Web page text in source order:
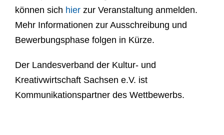
können sich hierzur Veranstaltung anmelden.
Mehr Informationen zur Ausschreibung und
Bewerbungsphase folgen in Kürze.
Der Landesverband der Kultur- und
Kreativwirtschaft Sachsen e.V. ist
Kommunikationspartner des Wettbewerbs.